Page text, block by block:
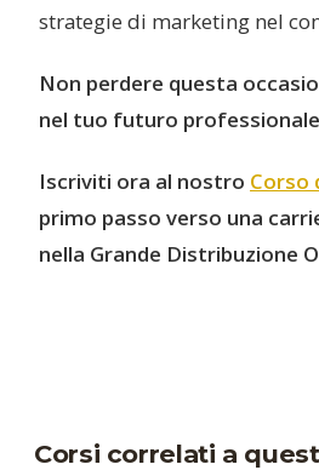
strategie di marketing nel
Non perdere questa
nel tuo futuro
Iscriviti ora al nostro Corso
primo passo verso una
nella Grande Distribuzione
Corsi correlati a